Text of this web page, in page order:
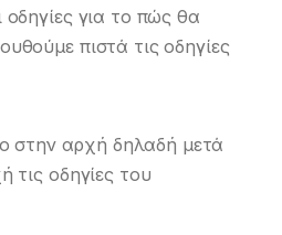
για το πώς θα
πιστά τις οδηγίες
στην αρχή δηλαδή μετά
οδηγίες του